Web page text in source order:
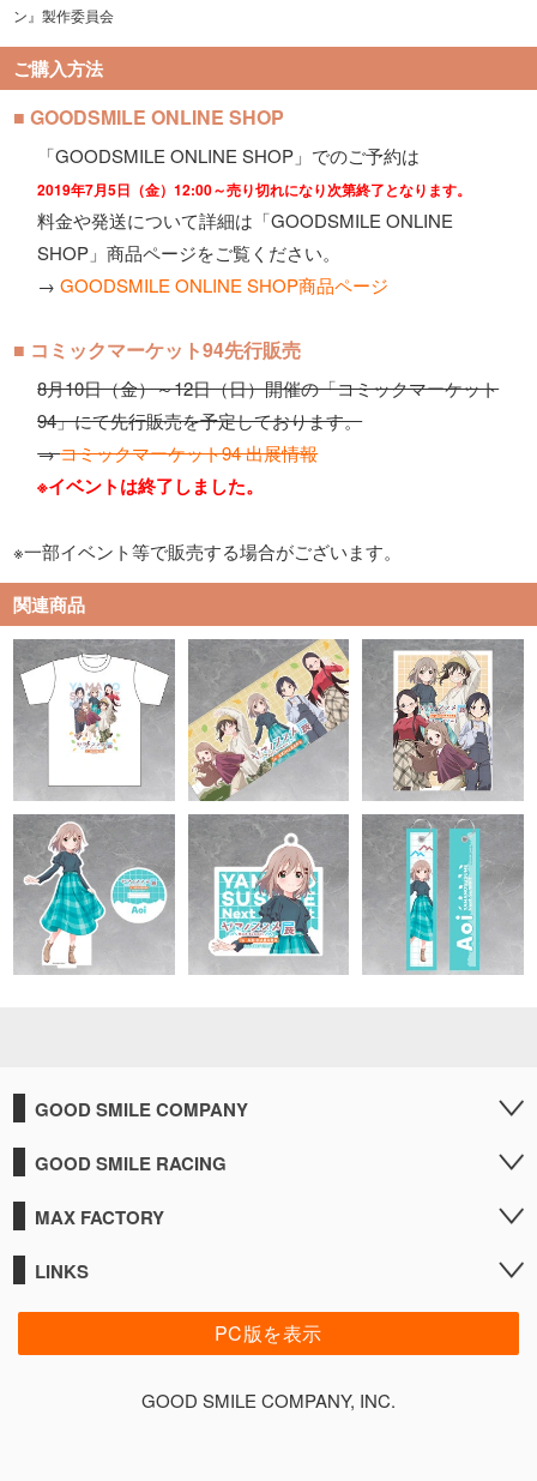
ン』製作委員会
ご購入方法
■ GOODSMILE ONLINE SHOP
「GOODSMILE ONLINE SHOP」でのご予約は
2019年7月5日（金）12:00～売り切れになり次第終了となります。
料金や発送について詳細は「GOODSMILE ONLINE
SHOP」商品ページをご覧ください。
→GOODSMILE ONLINE SHOP商品ページ
■ コミックマーケット94先行販売
8月10日（金）～12日（日）開催の「コミックマーケット
94」にて先行販売を予定しております。
→コミックマーケット94 出展情報
※イベントは終了しました。
※一部イベント等で販売する場合がございます。
関連商品
GOOD SMILE COMPANY
GOOD SMILE RACING
MAX FACTORY
LINKS
PC版を表示
GOOD SMILE COMPANY, INC.